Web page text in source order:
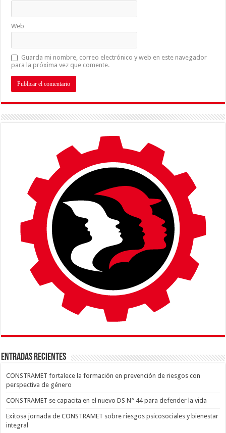
Web
Guarda mi nombre, correo electrónico y web en este navegador
para la próxima vez que comente.
ENTRADAS RECIENTES
CONSTRAMET fortalece la formación en prevención de riesgos con
perspectiva de género
CONSTRAMET se capacita en el nuevo DS N° 44 para defender la vida
Exitosa jornada de CONSTRAMET sobre riesgos psicosociales y bienestar
integral